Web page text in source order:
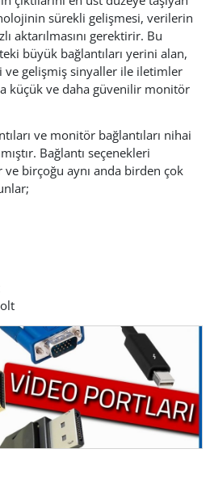
sürekli gelişmesi, verilerin
aktarılmasını gerektirir. Bu
büyük bağlantıları yerini alan,
gelişmiş sinyaller ile iletimler
küçük ve daha güvenilir monitör
ve monitör bağlantıları nihai
Bağlantı seçenekleri
ve birçoğu aynı anda birden çok